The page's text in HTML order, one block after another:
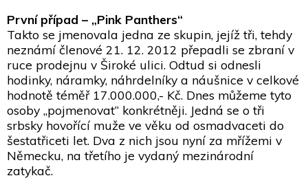
První případ – „Pink Panthers“
Takto se jmenovala jedna ze skupin, jejíž tři, tehdy
neznámí členové 21. 12. 2012 přepadli se zbraní v
ruce prodejnu v Široké ulici. Odtud si odnesli
hodinky, náramky, náhrdelníky a náušnice v celkové
hodnotě téměř 17.000.000,- Kč. Dnes můžeme tyto
osoby „pojmenovat“ konkrétněji. Jedná se o tři
srbsky hovořící muže ve věku od osmadvaceti do
šestatřiceti let. Dva z nich jsou nyní za mřížemi v
Německu, na třetího je vydaný mezinárodní
zatykač.